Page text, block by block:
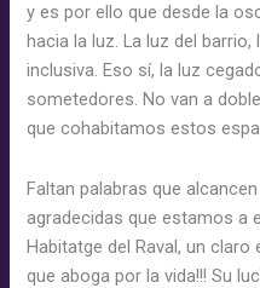
y es por ello que desde la
hacia la luz. La luz del
inclusiva. Eso sí, la luz
sometedores. No van a
que cohabitamos estos
Faltan palabras que
agradecidas que estamos a
Habitatge del Raval, un
que aboga por la vida!!! Su